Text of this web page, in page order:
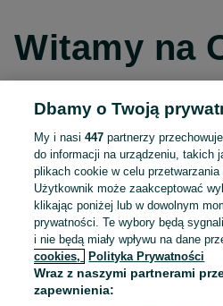
Witamy na
Kontynuuj
Kontynuuj
Kontynuuj
LUB
Dbamy o Twoją
My i nasi447 partnerzy
do informacji na urządzeniu, takich
plikach cookie w celu przetwarzania
Użytkownik może zaakceptować
klikając poniżej lub w dowolnym
prywatności. Te wybory będą
i nie będą miały wpływu na dane
cookies,
Polityka Prywatności
Wraz z naszymi partnerami
zapewnienia: